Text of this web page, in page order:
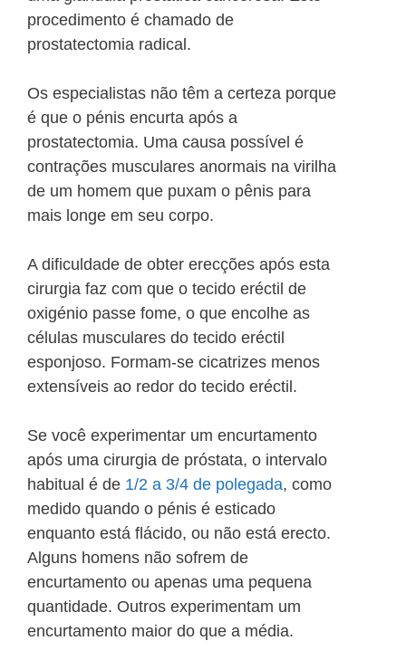
procedimento é chamado de
prostatectomia radical.
Os especialistas não têm a certeza porque
é que o pénis encurta após a
prostatectomia. Uma causa possível é
contrações musculares anormais na virilha
de um homem que puxam o pênis para
mais longe em seu corpo.
A dificuldade de obter erecções após esta
cirurgia faz com que o tecido eréctil de
oxigénio passe fome, o que encolhe as
células musculares do tecido eréctil
esponjoso. Formam-se cicatrizes menos
extensíveis ao redor do tecido eréctil.
Se você experimentar um encurtamento
após uma cirurgia de próstata, o intervalo
habitual é de 1/2 a 3/4 de polegada, como
medido quando o pénis é esticado
enquanto está flácido, ou não está erecto.
Alguns homens não sofrem de
encurtamento ou apenas uma pequena
quantidade. Outros experimentam um
encurtamento maior do que a média.